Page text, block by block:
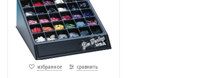
избранное сравнить